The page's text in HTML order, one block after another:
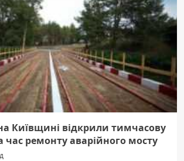
Київщині відкрили тимчасову
час ремонту аварійного мосту